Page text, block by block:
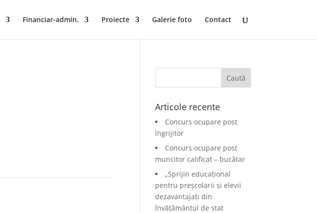
Financiar-admin. Proiecte Galerie foto Contact
Articole recente
Concurs ocupare post
îngrijitor
Concurs ocupare post
muncitor calificat – bucătar
„Sprijin educațional
pentru preșcolarii și elevii
dezavantajați din
învățământul de stat